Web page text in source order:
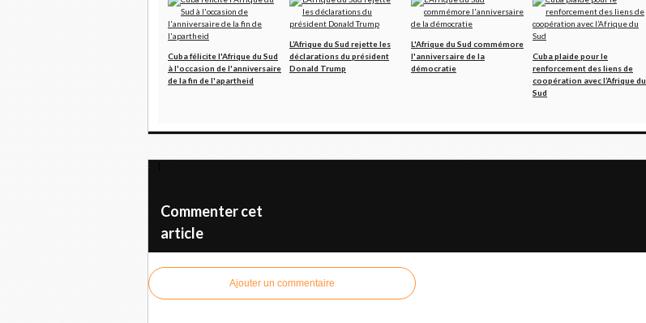
Cuba félicite l'Afrique du Sud
à l'occasion de l'anniversaire
de la fin de l'apartheid
L’Afrique du Sud rejette les
déclarations du président
Donald Trump
L'Afrique du Sud commémore
l'anniversaire de la
démocratie
Cuba plaide pour le
renforcement des liens de
coopération avec l’Afrique du
Sud
Commenter cet
article
Ajouter un commentaire